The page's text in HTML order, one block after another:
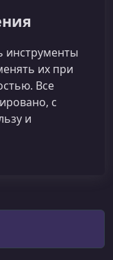
инструменты
их при
Все
с
и